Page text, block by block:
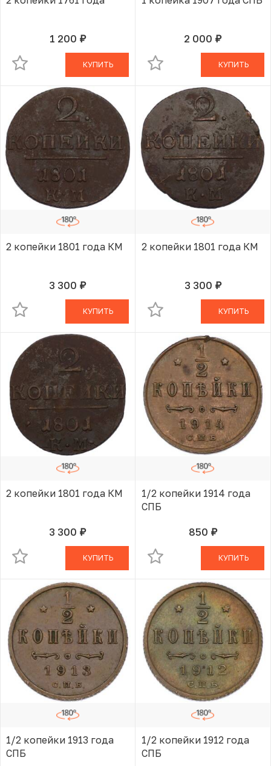
1 200 руб.
В КОРЗИНЕ
КУПИТЬ
2 000 руб.
В КОРЗИНЕ
КУПИТЬ
2 копейки 1801 года КМ
3 300 руб.
В КОРЗИНЕ
КУПИТЬ
2 копейки 1801 года КМ
3 300 руб.
В КОРЗИНЕ
КУПИТЬ
2 копейки 1801 года КМ
3 300 руб.
В КОРЗИНЕ
КУПИТЬ
1/2 копейки 1914 года
СПБ
850 руб.В КОРЗИНЕ
КУПИТЬ
1/2 копейки 1913 года
СПБ
1/2 копейки 1912 года
СПБ